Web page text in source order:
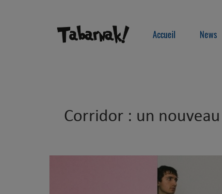
Accueil News
Corridor : un